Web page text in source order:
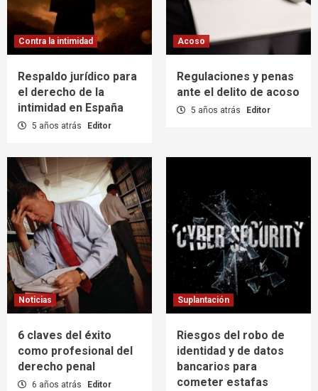
Contra la intimidad
Respaldo jurídico para
el derecho de la
intimidad en España
5 años atrás Editor
Acoso
Regulaciones y penas
ante el delito de acoso
5 años atrás Editor
Noticias
6 claves del éxito
como profesional del
derecho penal
6 años atrás Editor
Suplantación
Riesgos del robo de
identidad y de datos
bancarios para
cometer estafas